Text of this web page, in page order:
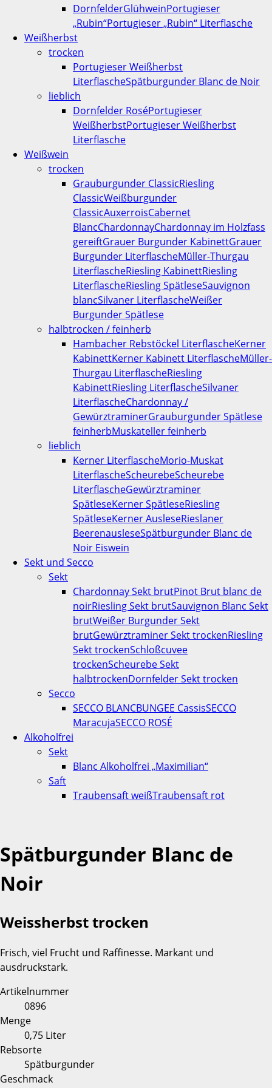
DornfelderGlühweinPortugieser
„Rubin“Portugieser „Rubin“ Literflasche
Weißherbst
trocken
Portugieser Weißherbst
LiterflascheSpätburgunder Blanc de Noir
lieblich
Dornfelder RoséPortugieser
WeißherbstPortugieser Weißherbst
Literflasche
Weißwein
trocken
Grauburgunder ClassicRiesling
ClassicWeißburgunder
ClassicAuxerroisCabernet
BlancChardonnayChardonnay im Holzfass
gereiftGrauer Burgunder KabinettGrauer
Burgunder LiterflascheMüller-Thurgau
LiterflascheRiesling KabinettRiesling
LiterflascheRiesling SpätleseSauvignon
blancSilvaner LiterflascheWeißer
Burgunder Spätlese
halbtrocken / feinherb
Hambacher Rebstöckel LiterflascheKerner
KabinettKerner Kabinett LiterflascheMüller-
Thurgau LiterflascheRiesling
KabinettRiesling LiterflascheSilvaner
LiterflascheChardonnay /
GewürztraminerGrauburgunder Spätlese
feinherbMuskateller feinherb
lieblich
Kerner LiterflascheMorio-Muskat
LiterflascheScheurebeScheurebe
LiterflascheGewürztraminer
SpätleseKerner SpätleseRiesling
SpätleseKerner AusleseRieslaner
BeerenausleseSpätburgunder Blanc de
Noir Eiswein
Sekt und Secco
Sekt
Chardonnay Sekt brutPinot Brut blanc de
noirRiesling Sekt brutSauvignon Blanc Sekt
brutWeißer Burgunder Sekt
brutGewürztraminer Sekt trockenRiesling
Sekt trockenSchloßcuvee
trockenScheurebe Sekt
halbtrockenDornfelder Sekt trocken
Secco
SECCO BLANCBUNGEE CassisSECCO
MaracujaSECCO ROSÉ
Alkoholfrei
Sekt
Blanc Alkoholfrei „Maximilian“
Saft
Traubensaft weißTraubensaft rot
Spätburgunder Blanc de
Noir
Weissherbst trocken
Frisch, viel Frucht und Raffinesse. Markant und
ausdruckstark.
Artikelnummer
0896
Menge
0,75 Liter
Rebsorte
Spätburgunder
Geschmack